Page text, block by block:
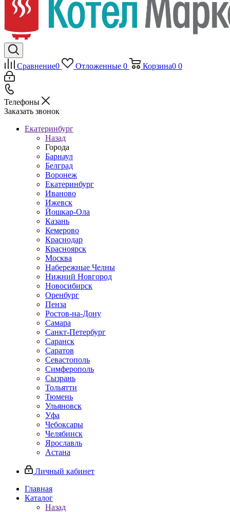
Сравнение0 Отложенные 0 Корзина0 0
Телефоны
Заказать звонок
Екатеринбург
Назад
Города
Барнаул
Белград
Воронеж
Екатеринбург
Иваново
Ижевск
Йошкар-Ола
Казань
Кемерово
Краснодар
Красноярск
Москва
Набережные Челны
Нижний Новгород
Новосибирск
Оренбург
Пенза
Ростов-на-Дону
Самара
Санкт-Петербург
Саранск
Саратов
Севастополь
Симферополь
Сызрань
Тольятти
Тюмень
Ульяновск
Уфа
Чебоксары
Челябинск
Ярославль
Астана
Личный кабинет
Главная
Каталог
Назад